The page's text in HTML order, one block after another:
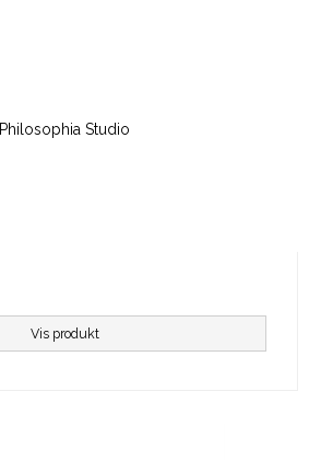
Philosophia Studio
Vis produkt